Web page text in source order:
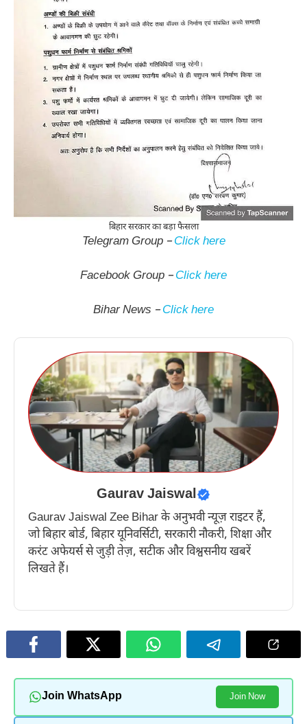
बिहार सरकार का बड़ा फैसला
Telegram Group –Click here
Facebook Group –Click here
Bihar News –Click here
Gaurav Jaiswal
Gaurav Jaiswal Zee Bihar के अनुभवी न्यूज़ राइटर हैं,
जो बिहार बोर्ड, बिहार यूनिवर्सिटी, सरकारी नौकरी, शिक्षा और
करंट अफेयर्स से जुड़ी तेज़, सटीक और विश्वसनीय खबरें
लिखते हैं।
Join WhatsApp Join Now